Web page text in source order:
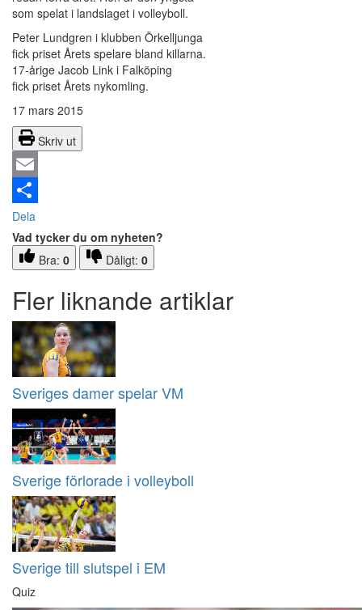
som spelat i landslaget i volleyboll.
Peter Lundgren i klubben Örkelljunga
fick priset Årets spelare bland killarna.
17-årige Jacob Link i Falköping
fick priset Årets nykomling.
17 mars 2015
Skriv ut
Email
Dela
Vad tycker du om nyheten?
Bra: 0 Dåligt: 0
Fler liknande artiklar
Sveriges damer spelar VM
Sverige förlorade i volleyboll
Sverige till slutspel i EM
Quiz